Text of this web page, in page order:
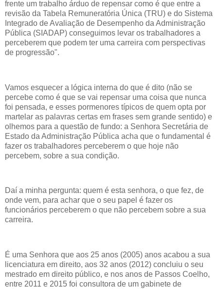
frente um trabalho árduo de repensar como é que entre a
revisão da Tabela Remuneratória Única (TRU) e do Sistema
Integrado de Avaliação de Desempenho da Administração
Pública (SIADAP) conseguimos levar os trabalhadores a
perceberem que podem ter uma carreira com perspectivas
de progressão".
Vamos esquecer a lógica interna do que é dito (não se
percebe como é que se vai repensar uma coisa que nunca
foi pensada, e esses pormenores típicos de quem opta por
martelar as palavras certas em frases sem grande sentido) e
olhemos para a questão de fundo: a Senhora Secretária de
Estado da Administração Pública acha que o fundamental é
fazer os trabalhadores perceberem o que hoje não
percebem, sobre a sua condição.
Daí a minha pergunta: quem é esta senhora, o que fez, de
onde vem, para achar que o seu papel é fazer os
funcionários perceberem o que não percebem sobre a sua
carreira.
É uma Senhora que aos 25 anos (2005) anos acabou a sua
licenciatura em direito, aos 32 anos (2012) concluiu o seu
mestrado em direito público, e nos anos de Passos Coelho,
entre 2011 e 2015 foi consultora de um gabinete de